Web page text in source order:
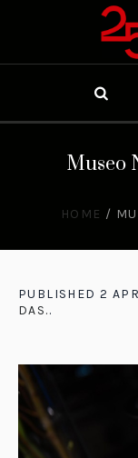
Museo
HOME /
PUBLISHED 2
DAS..